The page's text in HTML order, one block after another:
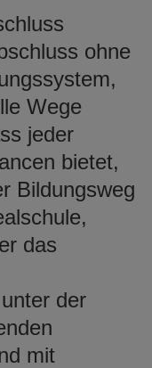
ohne
Wege
jeder
bietet,
Bildungsweg
das
der
mit